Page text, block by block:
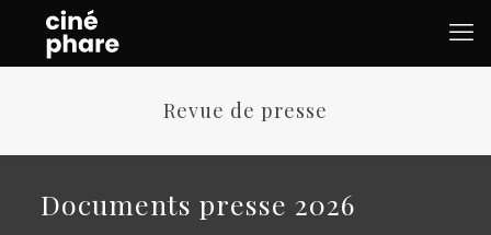
Revue de presse
Documents presse 2026